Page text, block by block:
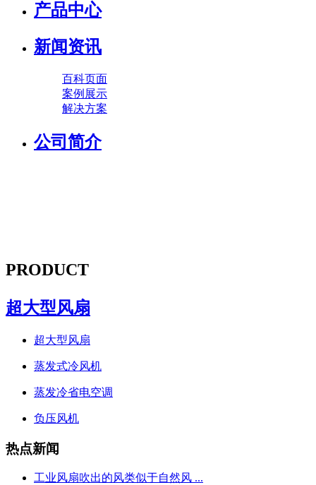
产品中心
新闻资讯
百科页面
案例展示
解决方案
公司简介
PRODUCT
超大型风扇
超大型风扇
蒸发式冷风机
蒸发冷省电空调
负压风机
热点新闻
工业风扇吹出的风类似于自然风 ...